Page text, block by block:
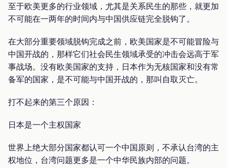
至于欧美更多的行业领域，尤其是关系民生的那些，就更加
不可能在一两年的时间内与中国供应链完全脱钩了。
在大部分重要领域脱钩完成之前，欧美国家是不可能冒险与
中国开战的，那样它们社会民生领域承受的冲击会远高于军
事战场。没有欧美国家的支持，日本作为无核国家和没有常
备军的国家，是不可能与中国开战的，那叫自取灭亡。
打不起来的第三个原因：
日本是一个主权国家
世界上绝大部分国家都认可一个中国原则，不承认台湾的主
权地位，台湾问题更多是一个中华民族内部的问题。